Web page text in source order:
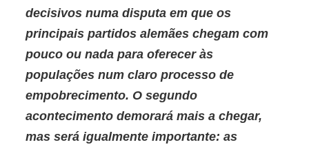
decisivos numa disputa em que os
principais partidos alemães chegam com
pouco ou nada para oferecer às
populações num claro processo de
empobrecimento. O segundo
acontecimento demorará mais a chegar,
mas será igualmente importante: as